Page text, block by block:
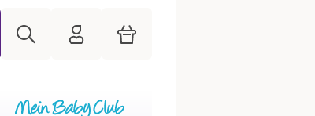
HiPP Mein Babyclub
Warenkorb